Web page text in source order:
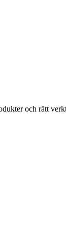
och rätt